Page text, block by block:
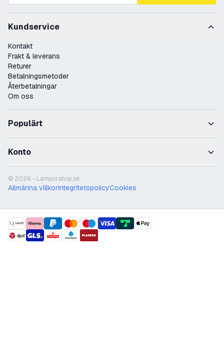
Kundservice
Kontakt
Frakt & leverans
Returer
Betalningsmetoder
Återbetalningar
Om oss
Populärt
Konto
© 2026 - Lamporshop.se
Allmänna villkorIntegritetspolicyCookies
payment methods
shipment methods